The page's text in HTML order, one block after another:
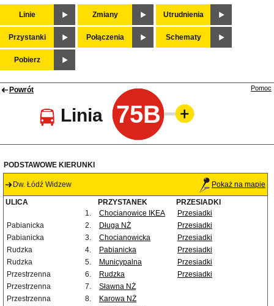
Linie Zmiany Utrudnienia
Przystanki Połączenia Schematy
Pobierz
Powrót
Linia 75B
Pomoc
PODSTAWOWE KIERUNKI
Dw. Łódź Widzew Pokaż na mapie
ULICA PRZYSTANEK
PRZESIADKI
1.
Chocianowice IKEA
Przesiadki
Pabianicka
2. Długa NŻ
Przesiadki
Pabianicka
3. Chocianowicka
Przesiadki
Rudzka
4. Pabianicka
Przesiadki
Rudzka
5. Municypalna
Przesiadki
Przestrzenna
6. Rudzka
Przesiadki
Przestrzenna
7.
Sławna NŻ
Przestrzenna
8.
Karowa NŻ